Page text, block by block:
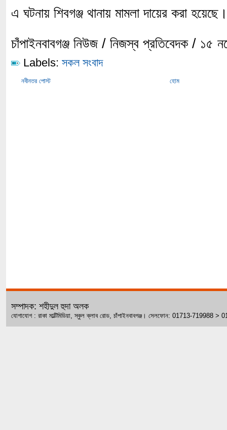
এ ঘটনায় শিবগঞ্জ থানায় মামলা দায়ের করা হয়েছে।
চাঁপাইনবাবগঞ্জ নিউজ / নিজস্ব প্রতিবেদক / ১৫
Labels: সকল সংবাদ
নবীনতর পোস্ট হোম
সম্পাদক: শহীদুল হুদা অলক
যোগাযোগ : রাকা মাল্টিমিডিয়া, স্কুল ক্লাব রোড, চাঁপাইনবাবগঞ্জ। সেলফোন: 01713-